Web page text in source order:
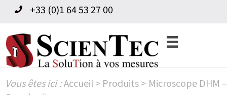
primary
navigation
content
+33 (0)1 64 53 27 00
Vous êtes ici :Accueil > Produits> Microscope DHM –